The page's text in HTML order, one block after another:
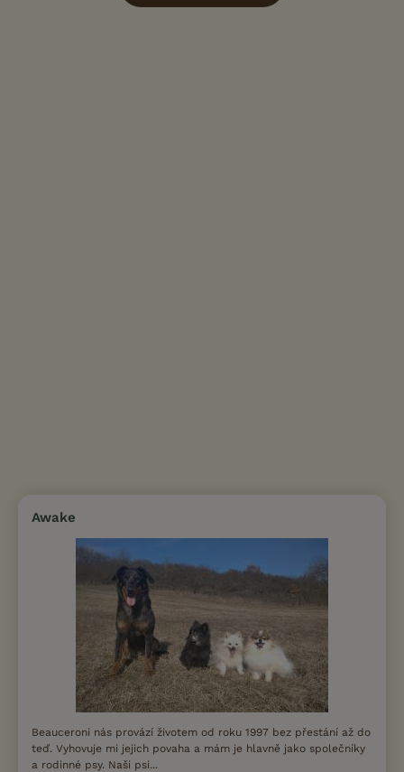
Awake
Beauceroni nás provází životem od roku 1997 bez přestání až do
teď. Vyhovuje mi jejich povaha a mám je hlavně jako společníky
a rodinné psy. Naši psi...